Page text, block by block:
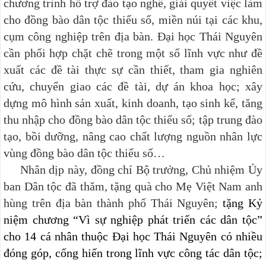
chương trình hỗ trợ đào tạo nghề, giải quyết việc làm
cho đồng bào dân tộc thiểu số, miền núi tại các khu,
cụm công nghiệp trên địa bàn. Đại học Thái Nguyên
cần phối hợp chặt chẽ trong một số lĩnh vực như đề
xuất các đề tài thực sự cần thiết, tham gia nghiên
cứu, chuyển giao các đề tài, dự án khoa học; xây
dựng mô hình sản xuất, kinh doanh, tạo sinh kế, tăng
thu nhập cho đồng bào dân tộc thiểu số; tập trung đào
tạo, bồi dưỡng, nâng cao chất lượng nguồn nhân lực
vùng đồng bào dân tộc thiểu số…
Nhân dịp này, đồng chí Bộ trưởng, Chủ nhiệm Ủy
ban Dân tộc đã thăm, tặng quà cho Mẹ Việt Nam anh
hùng trên địa bàn thành phố Thái Nguyên;tặng Kỷ
niệm chương “Vì sự nghiệp phát triển các dân tộc”
cho 14 cá nhân thuộc Đại học Thái Nguyên có nhiều
đóng góp, cống hiến trong lĩnh vực công tác dân tộc;